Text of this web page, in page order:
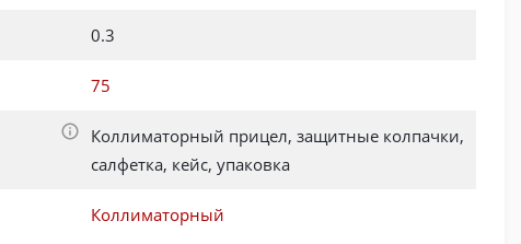
0.3
75
Коллиматорный прицел, защитные колпачки,
салфетка, кейс, упаковка
Коллиматорный